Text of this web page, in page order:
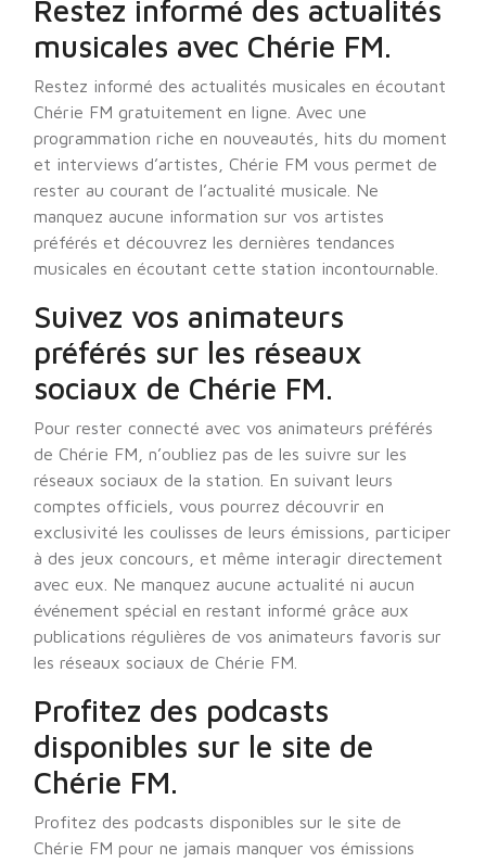
Restez informé des actualités
musicales avec Chérie FM.
Restez informé des actualités musicales en écoutant
Chérie FM gratuitement en ligne. Avec une
programmation riche en nouveautés, hits du moment
et interviews d’artistes, Chérie FM vous permet de
rester au courant de l’actualité musicale. Ne
manquez aucune information sur vos artistes
préférés et découvrez les dernières tendances
musicales en écoutant cette station incontournable.
Suivez vos animateurs
préférés sur les réseaux
sociaux de Chérie FM.
Pour rester connecté avec vos animateurs préférés
de Chérie FM, n’oubliez pas de les suivre sur les
réseaux sociaux de la station. En suivant leurs
comptes officiels, vous pourrez découvrir en
exclusivité les coulisses de leurs émissions, participer
à des jeux concours, et même interagir directement
avec eux. Ne manquez aucune actualité ni aucun
événement spécial en restant informé grâce aux
publications régulières de vos animateurs favoris sur
les réseaux sociaux de Chérie FM.
Profitez des podcasts
disponibles sur le site de
Chérie FM.
Profitez des podcasts disponibles sur le site de
Chérie FM pour ne jamais manquer vos émissions